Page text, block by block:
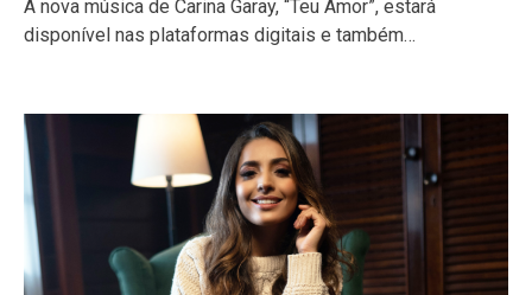
A nova música de Carina Garay, “Teu Amor”, estará
disponível nas plataformas digitais e também…